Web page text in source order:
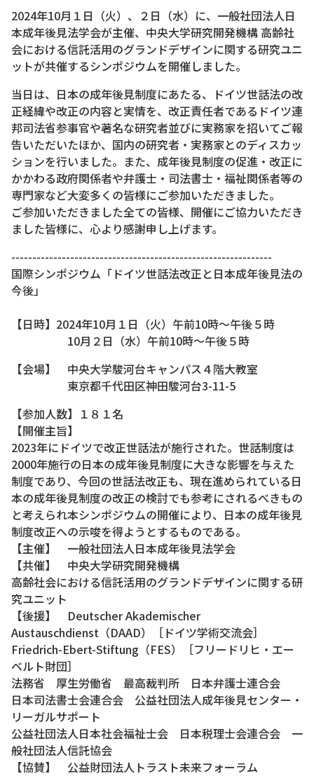
2024年10月１日（火）、２日（水）に、一般社団法人日
本成年後見法学会が主催、中央大学研究開発機構 高齢社
会における信託活用のグランドデザインに関する研究ユニ
ットが共催するシンポジウムを開催しました。
当日は、日本の成年後見制度にあたる、ドイツ世話法の改
正経緯や改正の内容と実情を、改正責任者であるドイツ連
邦司法省参事官や著名な研究者並びに実務家を招いてご報
告いただいたほか、国内の研究者・実務家とのディスカッ
ションを行いました。また、成年後見制度の促進・改正に
かかわる政府関係者や弁護士・司法書士・福祉関係者等の
専門家など大変多くの皆様にご参加いただきました。
ご参加いただきました全ての皆様、開催にご協力いただき
ました皆様に、心より感謝申し上げます。
--------------------------------------------------------------
国際シンポジウム「ドイツ世話法改正と日本成年後見法の
今後」
【日時】2024年10月１日（火）午前10時～午後５時
10月２日（水）午前10時～午後５時
【会場】 中央大学駿河台キャンパス４階大教室
東京都千代田区神田駿河台3-11-5
【参加人数】１８１名
【開催主旨】
2023年にドイツで改正世話法が施行された。世話制度は
2000年施行の日本の成年後見制度に大きな影響を与えた
制度であり、今回の世話法改正も、現在進められている日
本の成年後見制度の改正の検討でも参考にされるべきもの
と考えられ本シンポジウムの開催により、日本の成年後見
制度改正への示唆を得ようとするものである。
【主催】 一般社団法人日本成年後見法学会
【共催】 中央大学研究開発機構
高齢社会における信託活用のグランドデザインに関する研
究ユニット
【後援】 Deutscher Akademischer
Austauschdienst（DAAD）［ドイツ学術交流会］
Friedrich-Ebert-Stiftung（FES）［フリードリヒ・エー
ベルト財団］
法務省 厚生労働省 最高裁判所 日本弁護士連合会
日本司法書士会連合会 公益社団法人成年後見センター・
リーガルサポート
公益社団法人日本社会福祉士会 日本税理士会連合会 一
般社団法人信託協会
【協賛】 公益財団法人トラスト未来フォーラム